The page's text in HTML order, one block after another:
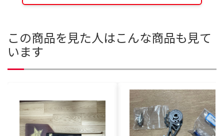
この商品を見た人はこんな商品も見て
います